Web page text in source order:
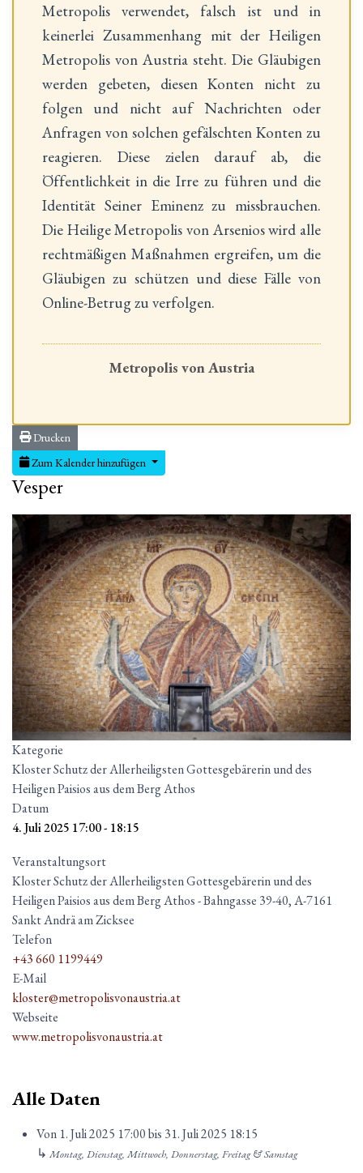
Metropolis verwendet, falsch ist und in
keinerlei Zusammenhang mit der Heiligen
Metropolis von Austria steht. Die Gläubigen
werden gebeten, diesen Konten nicht zu
folgen und nicht auf Nachrichten oder
Anfragen von solchen gefälschten Konten zu
reagieren. Diese zielen darauf ab, die
Öffentlichkeit in die Irre zu führen und die
Identität Seiner Eminenz zu missbrauchen.
Die Heilige Metropolis von Arsenios wird alle
rechtmäßigen Maßnahmen ergreifen, um die
Gläubigen zu schützen und diese Fälle von
Online-Betrug zu verfolgen.
Metropolis von Austria
Drucken
Zum Kalender hinzufügen
Vesper
Kategorie
Kloster Schutz der Allerheiligsten Gottesgebärerin und des
Heiligen Paisios aus dem Berg Athos
Datum
4. Juli 2025 17:00- 18:15
Veranstaltungsort
Kloster Schutz der Allerheiligsten Gottesgebärerin und des
Heiligen Paisios aus dem Berg Athos - Bahngasse 39-40, A-7161
Sankt Andrä am Zicksee
Telefon
+43 660 1199449
E-Mail
kloster@metropolisvonaustria.at
Webseite
www.metropolisvonaustria.at
Alle Daten
Von 1. Juli 2025 17:00bis 31. Juli 2025 18:15
↳Montag, Dienstag, Mittwoch, Donnerstag, Freitag & Samstag